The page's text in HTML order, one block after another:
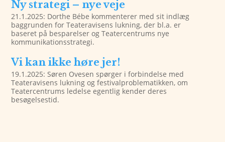
Ny strategi – nye veje
21.1.2025: Dorthe Bébe kommenterer med sit indlæg
baggrunden for Teateravisens lukning, der bl.a. er
baseret på besparelser og Teatercentrums nye
kommunikationsstrategi.
Vi kan ikke høre jer!
19.1.2025: Søren Ovesen spørger i forbindelse med
Teateravisens lukning og festivalproblematikken, om
Teatercentrums ledelse egentlig kender deres
besøgelsestid.